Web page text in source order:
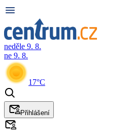
neděle 9. 8.
ne 9. 8.
17°C
Přihlášení